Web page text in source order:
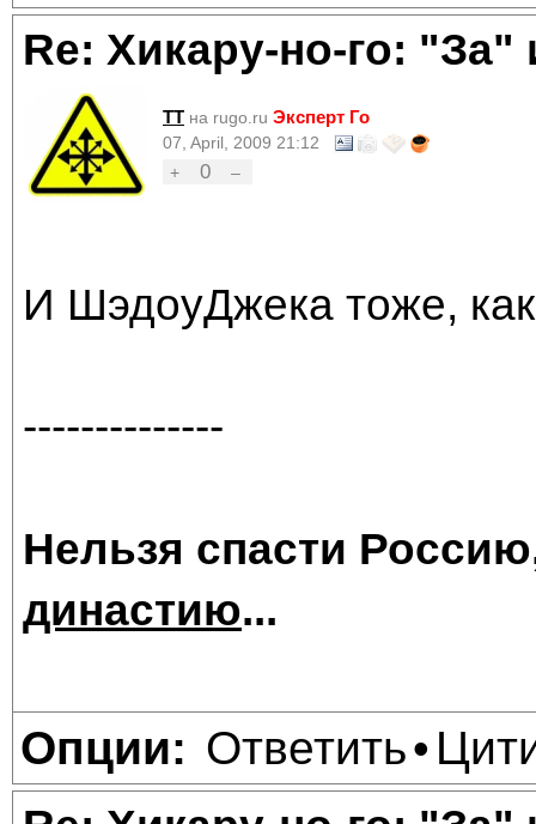
Re: Хикару-но-го:
TT на rugo.ru Эксперт Го
07, April, 2009 21:12
+
0 –
И ШэдоуДжека тоже,
--------------
Нельзя спасти
династию...
Опции: Ответить•